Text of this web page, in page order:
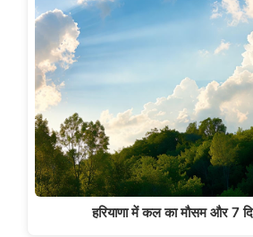
हरियाणा में कल का मौसम और 7